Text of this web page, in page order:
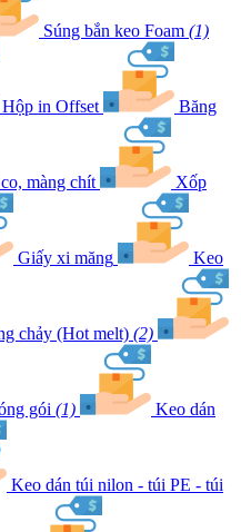
Súng bắn keo Foam (1)
Hộp in Offset Băng
màng chít Xốp
Giấy xi măng Keo
chảy (Hot melt) (2)
gói (1) Keo dán
Keo dán túi nilon - túi PE - túi